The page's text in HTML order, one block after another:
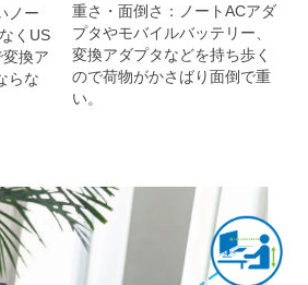
ノー
くUS
換ア
らな
重さ・面倒さ：ノートACアダ
プタやモバイルバッテリー、
変換アダプタなどを持ち歩く
ので荷物がかさばり面倒で重
い。